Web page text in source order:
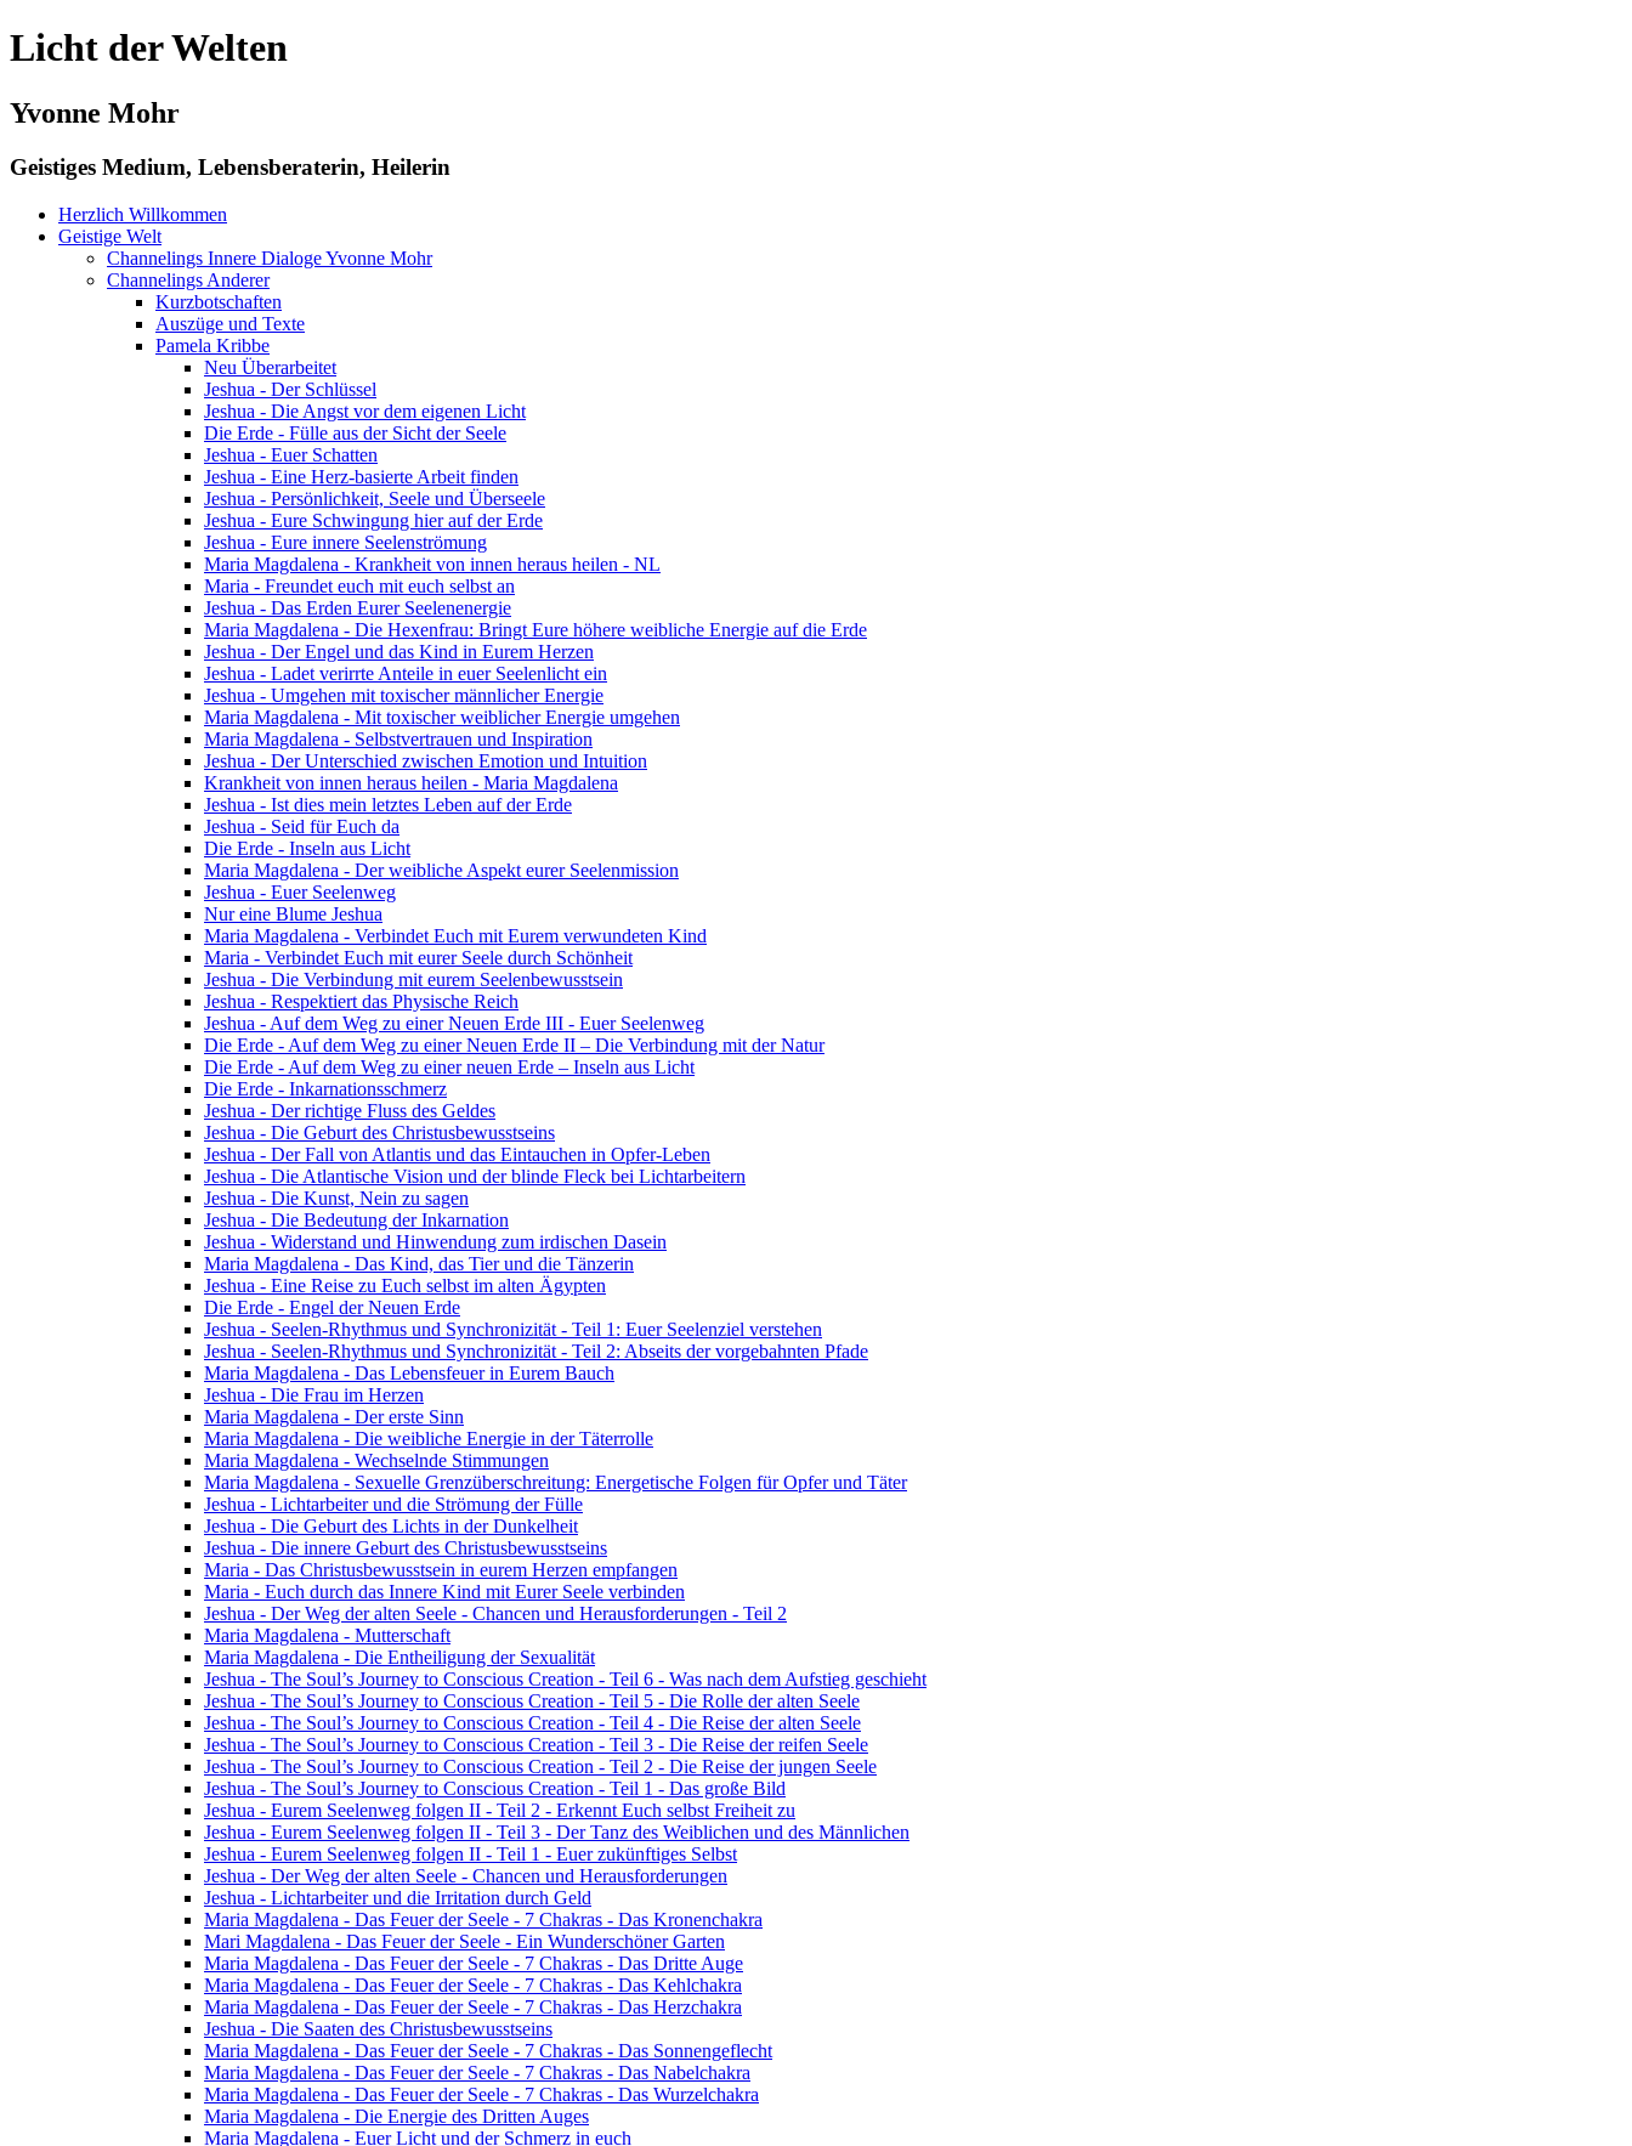
Licht der Welten
Yvonne Mohr
Geistiges Medium, Lebensberaterin, Heilerin
Herzlich Willkommen
Geistige Welt
Channelings Innere Dialoge Yvonne Mohr
Channelings Anderer
Kurzbotschaften
Auszüge und Texte
Pamela Kribbe
Neu Überarbeitet
Jeshua - Der Schlüssel
Jeshua - Die Angst vor dem eigenen Licht
Die Erde - Fülle aus der Sicht der Seele
Jeshua - Euer Schatten
Jeshua - Eine Herz-basierte Arbeit finden
Jeshua - Persönlichkeit, Seele und Überseele
Jeshua - Eure Schwingung hier auf der Erde
Jeshua - Eure innere Seelenströmung
Maria Magdalena - Krankheit von innen heraus heilen - NL
Maria - Freundet euch mit euch selbst an
Jeshua - Das Erden Eurer Seelenenergie
Maria Magdalena - Die Hexenfrau: Bringt Eure höhere weibliche Energie auf die Erde
Jeshua - Der Engel und das Kind in Eurem Herzen
Jeshua - Ladet verirrte Anteile in euer Seelenlicht ein
Jeshua - Umgehen mit toxischer männlicher Energie
Maria Magdalena - Mit toxischer weiblicher Energie umgehen
Maria Magdalena - Selbstvertrauen und Inspiration
Jeshua - Der Unterschied zwischen Emotion und Intuition
Krankheit von innen heraus heilen - Maria Magdalena
Jeshua - Ist dies mein letztes Leben auf der Erde
Jeshua - Seid für Euch da
Die Erde - Inseln aus Licht
Maria Magdalena - Der weibliche Aspekt eurer Seelenmission
Jeshua - Euer Seelenweg
Nur eine Blume Jeshua
Maria Magdalena - Verbindet Euch mit Eurem verwundeten Kind
Maria - Verbindet Euch mit eurer Seele durch Schönheit
Jeshua - Die Verbindung mit eurem Seelenbewusstsein
Jeshua - Respektiert das Physische Reich
Jeshua - Auf dem Weg zu einer Neuen Erde III - Euer Seelenweg
Die Erde - Auf dem Weg zu einer Neuen Erde II – Die Verbindung mit der Natur
Die Erde - Auf dem Weg zu einer neuen Erde – Inseln aus Licht
Die Erde - Inkarnationsschmerz
Jeshua - Der richtige Fluss des Geldes
Jeshua - Die Geburt des Christusbewusstseins
Jeshua - Der Fall von Atlantis und das Eintauchen in Opfer-Leben
Jeshua - Die Atlantische Vision und der blinde Fleck bei Lichtarbeitern
Jeshua - Die Kunst, Nein zu sagen
Jeshua - Die Bedeutung der Inkarnation
Jeshua - Widerstand und Hinwendung zum irdischen Dasein
Maria Magdalena - Das Kind, das Tier und die Tänzerin
Jeshua - Eine Reise zu Euch selbst im alten Ägypten
Die Erde - Engel der Neuen Erde
Jeshua - Seelen-Rhythmus und Synchronizität - Teil 1: Euer Seelenziel verstehen
Jeshua - Seelen-Rhythmus und Synchronizität - Teil 2: Abseits der vorgebahnten Pfade
Maria Magdalena - Das Lebensfeuer in Eurem Bauch
Jeshua - Die Frau im Herzen
Maria Magdalena - Der erste Sinn
Maria Magdalena - Die weibliche Energie in der Täterrolle
Maria Magdalena - Wechselnde Stimmungen
Maria Magdalena - Sexuelle Grenzüberschreitung: Energetische Folgen für Opfer und Täter
Jeshua - Lichtarbeiter und die Strömung der Fülle
Jeshua - Die Geburt des Lichts in der Dunkelheit
Jeshua - Die innere Geburt des Christusbewusstseins
Maria - Das Christusbewusstsein in eurem Herzen empfangen
Maria - Euch durch das Innere Kind mit Eurer Seele verbinden
Jeshua - Der Weg der alten Seele - Chancen und Herausforderungen - Teil 2
Maria Magdalena - Mutterschaft
Maria Magdalena - Die Entheiligung der Sexualität
Jeshua - The Soul’s Journey to Conscious Creation - Teil 6 - Was nach dem Aufstieg geschieht
Jeshua - The Soul’s Journey to Conscious Creation - Teil 5 - Die Rolle der alten Seele
Jeshua - The Soul’s Journey to Conscious Creation - Teil 4 - Die Reise der alten Seele
Jeshua - The Soul’s Journey to Conscious Creation - Teil 3 - Die Reise der reifen Seele
Jeshua - The Soul’s Journey to Conscious Creation - Teil 2 - Die Reise der jungen Seele
Jeshua - The Soul’s Journey to Conscious Creation - Teil 1 - Das große Bild
Jeshua - Eurem Seelenweg folgen II - Teil 2 - Erkennt Euch selbst Freiheit zu
Jeshua - Eurem Seelenweg folgen II - Teil 3 - Der Tanz des Weiblichen und des Männlichen
Jeshua - Eurem Seelenweg folgen II - Teil 1 - Euer zukünftiges Selbst
Jeshua - Der Weg der alten Seele - Chancen und Herausforderungen
Jeshua - Lichtarbeiter und die Irritation durch Geld
Maria Magdalena - Das Feuer der Seele - 7 Chakras - Das Kronenchakra
Mari Magdalena - Das Feuer der Seele - Ein Wunderschöner Garten
Maria Magdalena - Das Feuer der Seele - 7 Chakras - Das Dritte Auge
Maria Magdalena - Das Feuer der Seele - 7 Chakras - Das Kehlchakra
Maria Magdalena - Das Feuer der Seele - 7 Chakras - Das Herzchakra
Jeshua - Die Saaten des Christusbewusstseins
Maria Magdalena - Das Feuer der Seele - 7 Chakras - Das Sonnengeflecht
Maria Magdalena - Das Feuer der Seele - 7 Chakras - Das Nabelchakra
Maria Magdalena - Das Feuer der Seele - 7 Chakras - Das Wurzelchakra
Maria Magdalena - Die Energie des Dritten Auges
Maria Magdalena - Euer Licht und der Schmerz in euch